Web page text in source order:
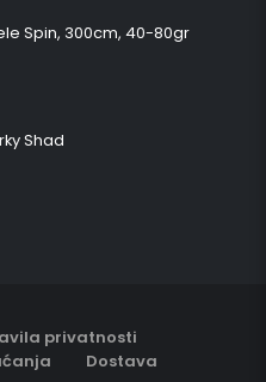
Spin, 300cm, 40-80gr
Shad
privatnosti
Dostava